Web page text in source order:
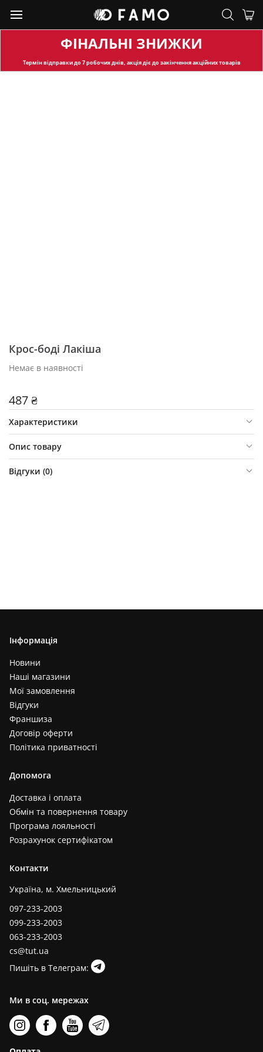
ФІНАЛЬНІ ЗНИЖКИ
Термін відправкидо 7 робочих днів, акція діє до закінчення акційних товарів
Крос-боді Лакіша
Немає в наявності
487 ₴
Характеристики
Опис товару
Відгуки (0)
Інформація
Новини
Наші магазини
Мої замовлення
Відгуки
Франшиза
Договір оферти
Політика приватності
Допомога
Доставка і оплата
Обмін та повернення товару
Програма лояльності
Розрахунок сертифікатом
Контакти
Україна, м. Хмельницький
097-233-2003
099-233-2003
063-233-2003
cs@tut.ua
Пишіть в Телеграм:
Ми в соц. мережах